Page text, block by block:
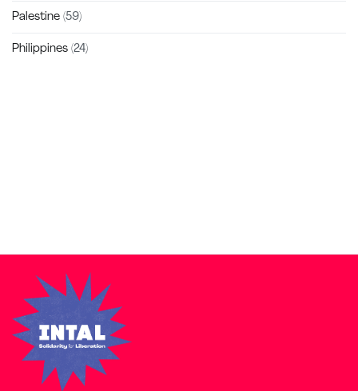
Palestine (59)
Philippines (24)